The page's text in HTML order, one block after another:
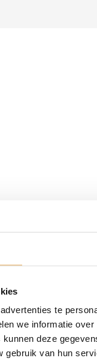
te
we informatie
deze
gebruik van hun